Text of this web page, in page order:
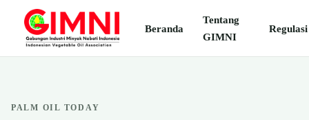
Beranda
Tentang
GIMNI
Regulasi
PALM OIL TODAY